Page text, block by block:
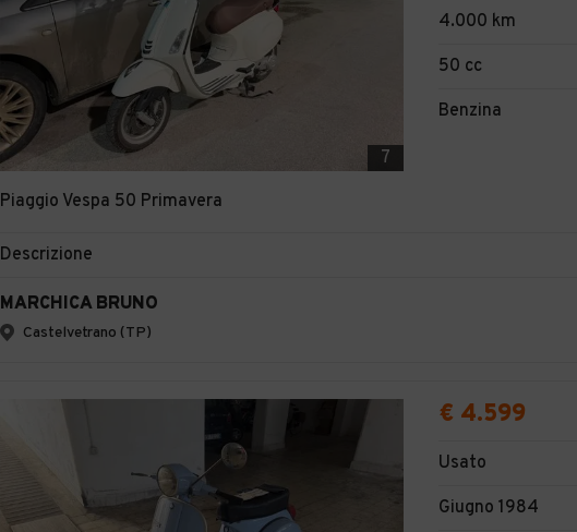
7
Piaggio Vespa 50 Primavera
4.000 km
50 cc
Benzina
Descrizione
MARCHICA BRUNO
Castelvetrano (TP)
€ 4.599
Usato
Giugno 1984